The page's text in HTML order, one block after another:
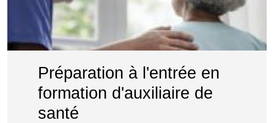
Préparation à l'entrée en
formation d'auxiliaire de
santé